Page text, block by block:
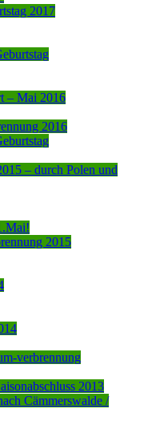
2017
– Mai 2016
2016
– durch Polen und
2015
verbrennung
2013
Cämmerswalde /